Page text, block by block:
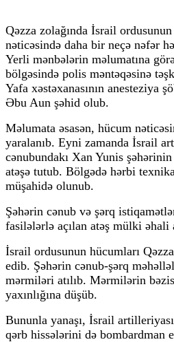
Qəzza zolağında İsrail
nəticəsində daha bir neçə nəfər
Yerli mənbələrin məlumatına
bölgəsində polis məntəqəsinə
Yafa xəstəxanasının anesteziya
Əbu Aun şəhid olub.
Məlumata əsasən, hücum
yaralanıb. Eyni zamanda İsrail
cənubundakı Xan Yunis
atəşə tutub. Bölgədə hərbi
müşahidə olunub.
Şəhərin cənub və şərq
fasilələrlə açılan atəş mülki əhali
İsrail ordusunun hücumları
edib. Şəhərin cənub-şərq
mərmiləri atılıb. Mərmilərin
yaxınlığına düşüb.
Bununla yanaşı, İsrail
qərb hissələrini də bombardman